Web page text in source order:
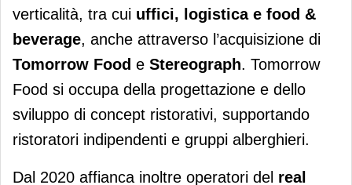
verticalità, tra cui uffici, logistica e food &
beverage, anche attraverso l’acquisizione di
Tomorrow Food e Stereograph. Tomorrow
Food si occupa della progettazione e dello
sviluppo di concept ristorativi, supportando
ristoratori indipendenti e gruppi alberghieri.
Dal 2020 affianca inoltre operatori del real